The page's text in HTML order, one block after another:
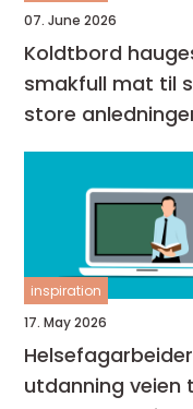
07. June 2026
Koldtbord
smakfull mat til
store
inspiration
17. May 2026
Helsefagarbeider
utdanning veien til et